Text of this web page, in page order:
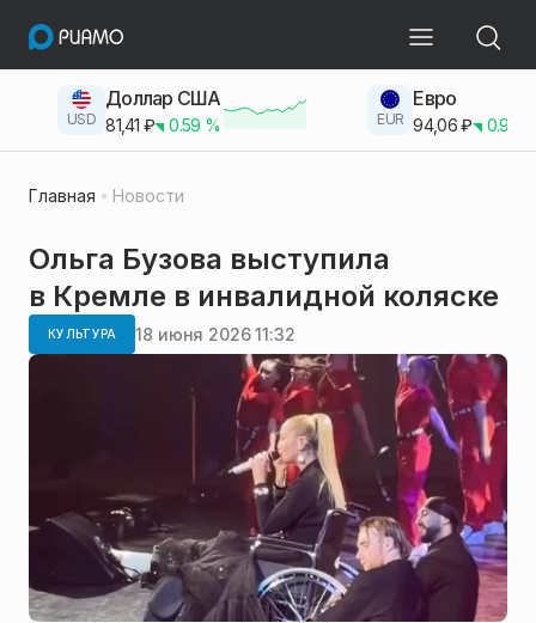
USD
Доллар США
81,41 ₽ 0.59 % EUR
Евро
94,06₽ 0.93
Главная Новости
Ольга Бузова выступила
в Кремле в инвалидной коляске
КУЛЬТУРА 18 июня 2026 11:32